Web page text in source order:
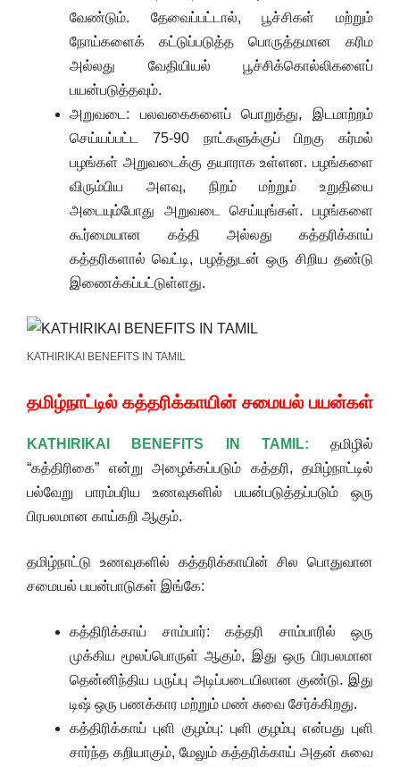
வேண்டும். தேவைப்பட்டால், பூச்சிகள் மற்றும்
நோய்களைக் கட்டுப்படுத்த பொருத்தமான கரிம
அல்லது வேதியியல் பூச்சிக்கொல்லிகளைப்
பயன்படுத்தவும்.
அறுவடை: பலவகைகளைப் பொறுத்து, இடமாற்றம்
செய்யப்பட்ட 75-90 நாட்களுக்குப் பிறகு கர்மல்
பழங்கள் அறுவடைக்கு தயாராக உள்ளன. பழங்களை
விரும்பிய அளவு, நிறம் மற்றும் உறுதியை
அடையும்போது அறுவடை செய்யுங்கள். பழங்களை
கூர்மையான கத்தி அல்லது கத்தரிக்காய்
கத்தரிகளால் வெட்டி, பழத்துடன் ஒரு சிறிய தண்டு
இணைக்கப்பட்டுள்ளது.
KATHIRIKAI BENEFITS IN TAMIL
தமிழ்நாட்டில் கத்தரிக்காயின் சமையல் பயன்கள்
KATHIRIKAI BENEFITS IN TAMIL: தமிழில்
“கத்திரிகை” என்று அழைக்கப்படும் கத்தரி, தமிழ்நாட்டில்
பல்வேறு பாரம்பரிய உணவுகளில் பயன்படுத்தப்படும் ஒரு
பிரபலமான காய்கறி ஆகும்.
தமிழ்நாட்டு உணவுகளில் கத்தரிக்காயின் சில பொதுவான
சமையல் பயன்பாடுகள் இங்கே:
கத்திரிக்காய் சாம்பார்: கத்தரி சாம்பாரில் ஒரு
முக்கிய மூலப்பொருள் ஆகும், இது ஒரு பிரபலமான
தென்னிந்திய பருப்பு அடிப்படையிலான குண்டு. இது
டிஷ் ஒரு பணக்கார மற்றும் மண் சுவை சேர்க்கிறது.
கத்திரிக்காய் புளி குழம்பு: புளி குழம்பு என்பது புளி
சார்ந்த கறியாகும், மேலும் கத்தரிக்காய் அதன் சுவை